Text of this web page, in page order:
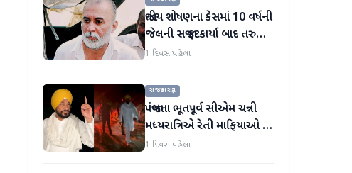
જાતીય શોષણના કેસમાં 10 વર્ષની
જેલની સજા ફટકાર્યા બાદ તરુણ
તેજપાલનું પહેલું નિવેદન
1 દિવસ પહેલા
રાજકારણ
પંજાબના ભૂતપૂર્વ સીએમ ચન્ની
મધ્યરાત્રિએ રેતી માફિયાઓ પર
દરોડા પાડવા નીકળ્યા
1 દિવસ પહેલા